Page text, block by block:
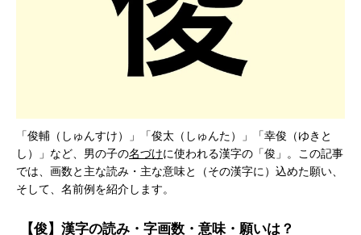
「俊輔（しゅんすけ）」「俊太（しゅんた）」「幸俊（ゆきと
し）」など、男の子の名づけに使われる漢字の「俊」。この記事
では、画数と主な読み・主な意味と（その漢字に）込めた願い、
そして、名前例を紹介します。
【俊】漢字の読み・字画数・意味・願いは？